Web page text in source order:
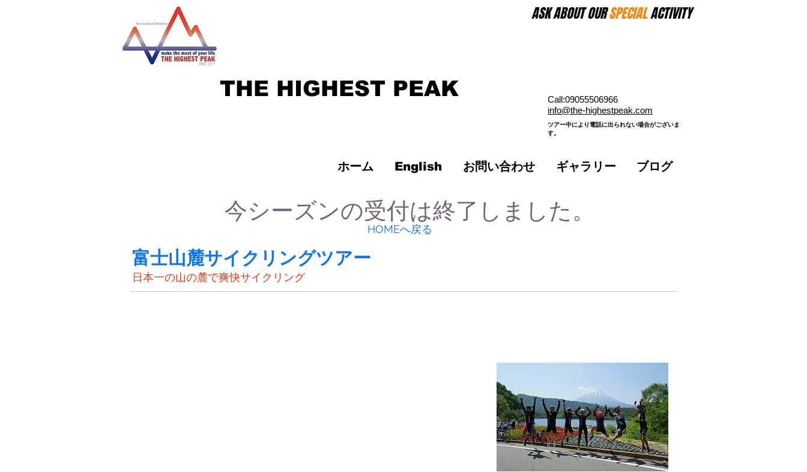
ASK ABOUT OURSPECIALACTIVITY
THE HIGHEST PEAK
Call:09055506966
​info@the-highestpeak.com
​ツアー中により電話に出られない場合がございま
す。​
ホーム English お問い合わせ ギャラリー ブログ
今シーズンの受付は終了しました。
HOMEへ戻る
富士山麓サイクリングツアー
日本一の山の麓で爽快サイクリング